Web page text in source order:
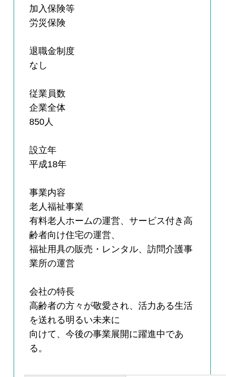
加入保険等
労災保険
退職金制度
なし
従業員数
企業全体
850人
設立年
平成18年
事業内容
老人福祉事業
有料老人ホームの運営、サービス付き高
齢者向け住宅の運営、
福祉用具の販売・レンタル、訪問介護事
業所の運営
会社の特長
高齢者の方々が敬愛され、活力ある生活
を送れる明るい未来に
向けて、今後の事業展開に躍進中であ
る。